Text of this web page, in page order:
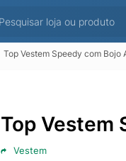
Top Vestem Speedy com Bojo
Top Vestem
Vestem